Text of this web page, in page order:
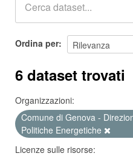
Ordina per
6 dataset trovati
Organizzazioni:
Comune di Genova -
Politiche Energetiche
Licenze sulle risorse: